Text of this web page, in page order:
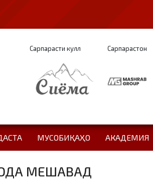
Сарпарасти кулл Сарпарастон
МУСОБИҚАҲО АКАДЕМИЯ
МЕШАВАД